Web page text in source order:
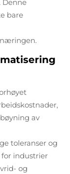
Denne
bare
av
toleranser og
industrier
og